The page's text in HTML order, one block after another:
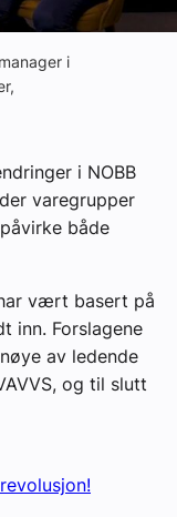
i
i NOBB
varegrupper
både
vært basert på
inn. Forslagene
av ledende
og til slutt